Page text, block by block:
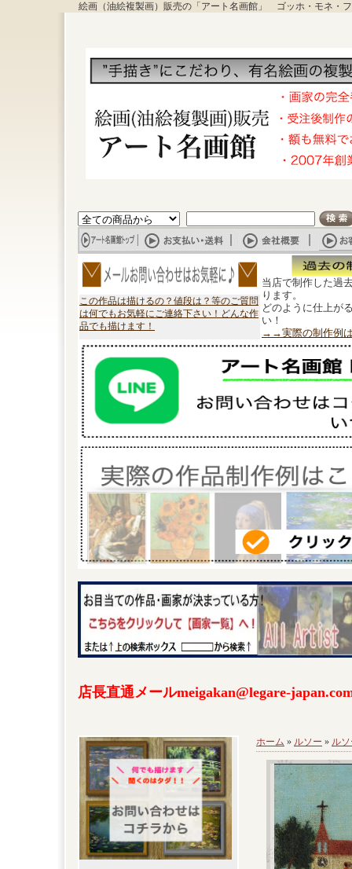
絵画（油絵複製画）販売の「アート名画館」 ゴッホ・モネ・
この作品は描けるの？値段は？等のご質問
は何でもお気軽にご連絡下さい！どんな作
品でも描けます！
当店で制作した過
ります。
どのように仕上が
い！
→→実際の制作例
店長直通メールmeigakan@legare-
ホーム » ルソー » ル